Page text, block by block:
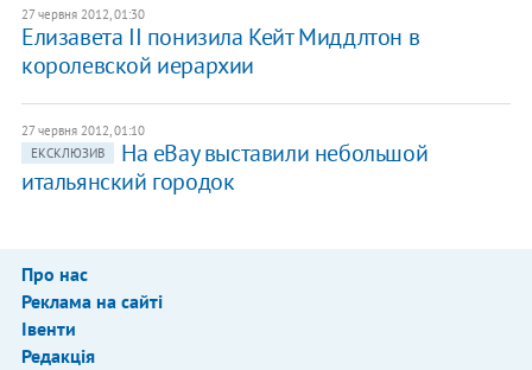
27 червня 2012, 01:30
Елизавета II понизила Кейт Миддлтон в
королевской иерархии
27 червня 2012, 01:10
ЕКСКЛЮЗИВ
На eBay выставили небольшой
итальянский городок
Про нас
Реклама на сайті
Івенти
Редакція